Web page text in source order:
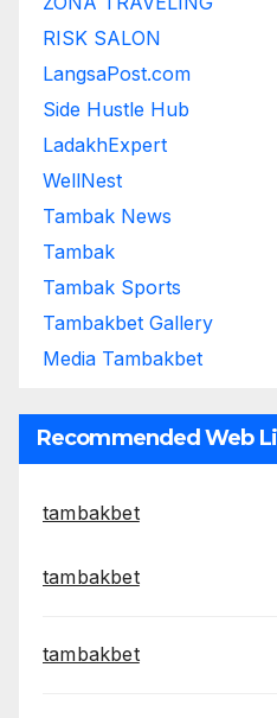
RISK SALON
LangsaPost.com
Side Hustle Hub
LadakhExpert
WellNest
Tambak News
Tambak
Tambak Sports
Tambakbet Gallery
Media Tambakbet
Recommended Web
tambakbet
tambakbet
tambakbet